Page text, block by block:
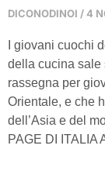
DICONODINOI 4
I giovani cuochi
della cucina sale
rassegna per
Orientale, e che
dell’Asia e del
PAGE DI ITALIA